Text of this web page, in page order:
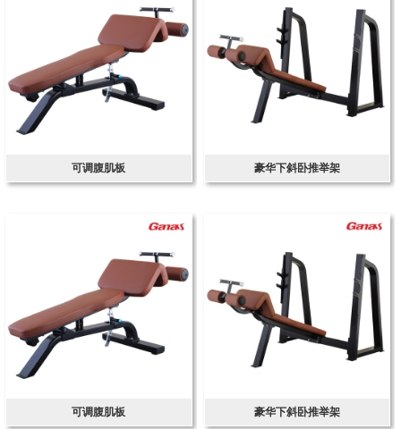
可调腹肌板 豪华下斜卧推举架
可调腹肌板 豪华下斜卧推举架